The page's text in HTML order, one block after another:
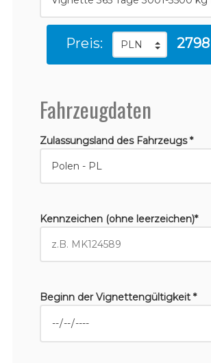
Preis:
Fahrzeugdaten
Zulassungsland des Fahrzeugs *
Kennzeichen (ohne leerzeichen)*
Beginn der Vignettengültigkeit *